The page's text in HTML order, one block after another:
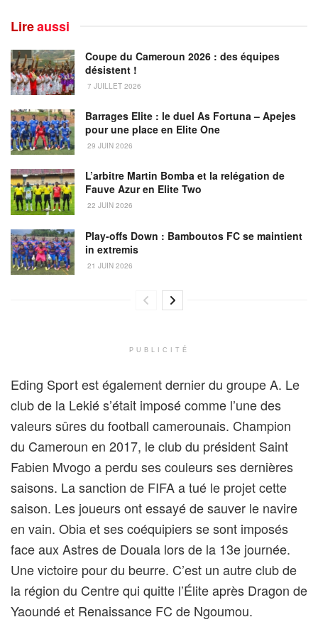
Lireaussi
Coupe du Cameroun 2026 : des équipes
désistent !
7 JUILLET 2026
Barrages Elite : le duel As Fortuna – Apejes
pour une place en Elite One
29 JUIN 2026
L’arbitre Martin Bomba et la relégation de
Fauve Azur en Elite Two
22 JUIN 2026
Play-offs Down : Bamboutos FC se maintient
in extremis
21 JUIN 2026
PUBLICITÉ
Eding Sport est également dernier du groupe A. Le
club de la Lekié s’était imposé comme l’une des
valeurs sûres du football camerounais. Champion
du Cameroun en 2017, le club du président Saint
Fabien Mvogo a perdu ses couleurs ses dernières
saisons. La sanction de FIFA a tué le projet cette
saison. Les joueurs ont essayé de sauver le navire
en vain. Obia et ses coéquipiers se sont imposés
face aux Astres de Douala lors de la 13e journée.
Une victoire pour du beurre. C’est un autre club de
la région du Centre qui quitte l’Élite après Dragon de
Yaoundé et Renaissance FC de Ngoumou.